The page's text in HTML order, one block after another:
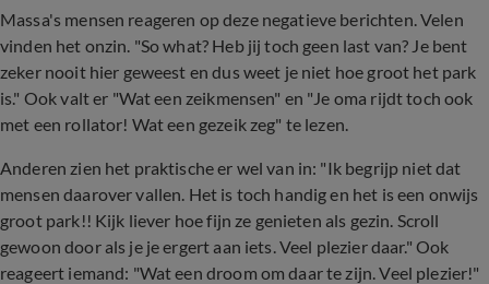
Massa's mensen reageren op deze negatieve berichten. Velen
vinden het onzin. "So what? Heb jij toch geen last van? Je bent
zeker nooit hier geweest en dus weet je niet hoe groot het park
is." Ook valt er "Wat een zeikmensen" en "Je oma rijdt toch ook
met een rollator! Wat een gezeik zeg" te lezen.
Anderen zien het praktische er wel van in: "Ik begrijp niet dat
mensen daarover vallen. Het is toch handig en het is een onwijs
groot park!! Kijk liever hoe fijn ze genieten als gezin. Scroll
gewoon door als je je ergert aan iets. Veel plezier daar." Ook
reageert iemand: "Wat een droom om daar te zijn. Veel plezier!"